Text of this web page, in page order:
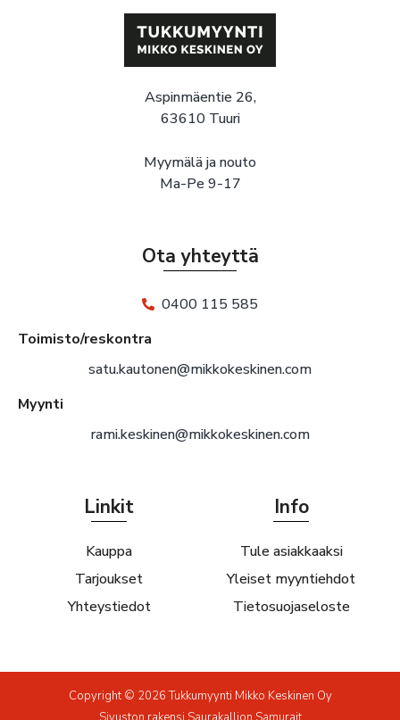
Aspinmäentie 26,
63610 Tuuri
Myymälä ja nouto
Ma-Pe 9-17
Ota yhteyttä
0400 115 585
Toimisto/reskontra
satu.kautonen@mikkokeskinen.com
Myynti
rami.keskinen@mikkokeskinen.com
Linkit
Kauppa
Tarjoukset
Yhteystiedot
Info
Tule asiakkaaksi
Yleiset myyntiehdot
Tietosuojaseloste
Copyright © 2026 Tukkumyynti Mikko Keskinen Oy